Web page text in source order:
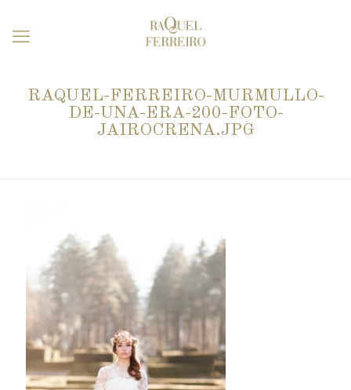
RAQUEL-FERREIRO-MURMULLO-
DE-UNA-ERA-200-FOTO-
JAIROCRENA.JPG